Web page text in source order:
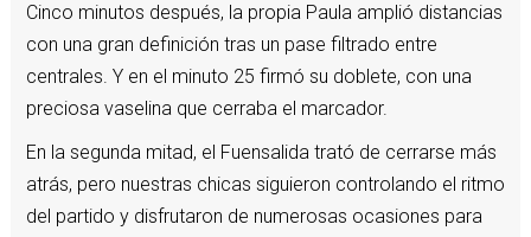
Cinco minutos después, la propia Paula amplió distancias
con una gran definición tras un pase filtrado entre
centrales. Y en el minuto 25 firmó su doblete, con una
preciosa vaselina que cerraba el marcador.
En la segunda mitad, el Fuensalida trató de cerrarse más
atrás, pero nuestras chicas siguieron controlando el ritmo
del partido y disfrutaron de numerosas ocasiones para